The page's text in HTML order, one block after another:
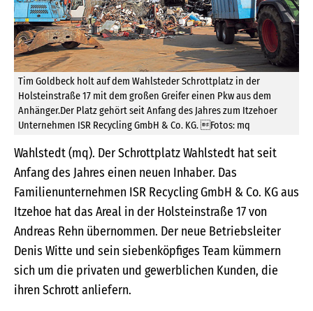
Tim Goldbeck holt auf dem Wahlsteder Schrottplatz in der
Holsteinstraße 17 mit dem großen Greifer einen Pkw aus dem
Anhänger.Der Platz gehört seit Anfang des Jahres zum Itzehoer
Unternehmen ISR Recycling GmbH & Co. KG. Fotos: mq
Wahlstedt (mq). Der Schrottplatz Wahlstedt hat seit
Anfang des Jahres einen neuen Inhaber. Das
Familienunternehmen ISR Recycling GmbH & Co. KG aus
Itzehoe hat das Areal in der Holsteinstraße 17 von
Andreas Rehn übernommen. Der neue Betriebsleiter
Denis Witte und sein siebenköpfiges Team kümmern
sich um die privaten und gewerblichen Kunden, die
ihren Schrott anliefern.